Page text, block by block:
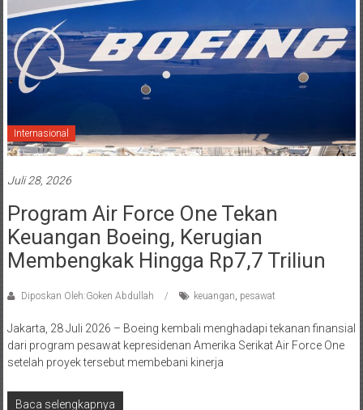
Internasional
Juli 28, 2026
Program Air Force One Tekan
Keuangan Boeing, Kerugian
Membengkak Hingga Rp7,7 Triliun
Diposkan Oleh:Goken Abdullah keuangan pesawat
Jakarta, 28 Juli 2026 – Boeing kembali menghadapi tekanan finansial
dari program pesawat kepresidenan Amerika Serikat Air Force One
setelah proyek tersebut membebani kinerja
Baca selengkapnya